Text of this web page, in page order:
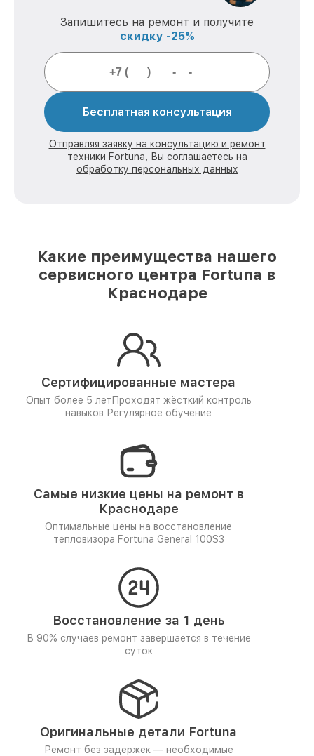
Запишитесь на ремонт и получите
скидку -25%
Бесплатная консультация
Отправляя заявку на консультацию и ремонт
техники Fortuna, Вы соглашаетесь на
обработку персональных данных
Какие преимущества нашего
сервисного центра Fortuna в
Краснодаре
Сертифицированные мастера
Опыт более 5 лет Проходят жёсткий контроль
навыков Регулярное обучение
Самые низкие цены на ремонт в
Краснодаре
Оптимальные цены на восстановление
тепловизора Fortuna General 100S3
Восстановление за 1 день
В 90% случаев ремонт завершается в течение
суток
Оригинальные детали Fortuna
Ремонт без задержек — необходимые